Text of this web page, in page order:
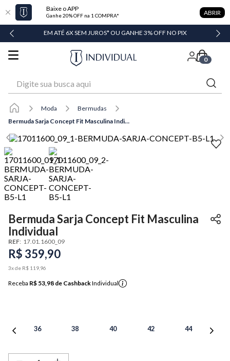
Baixe o APP
Ganhe 20% OFF na 1 COMPRA* ABRIR
EM ATÉ 6X SEM JUROS* OU GANHE 3% OFF NO PIX
0
Moda
Bermudas
Bermuda Sarja Concept Fit Masculina Individual
Bermuda Sarja Concept Fit Masculina
Individual
REF: 17.01.1600_09
R$ 359,90
3x de R$ 119 96
Receba R$ 53,98 de CashbackIndividual
36 38 40 42 44